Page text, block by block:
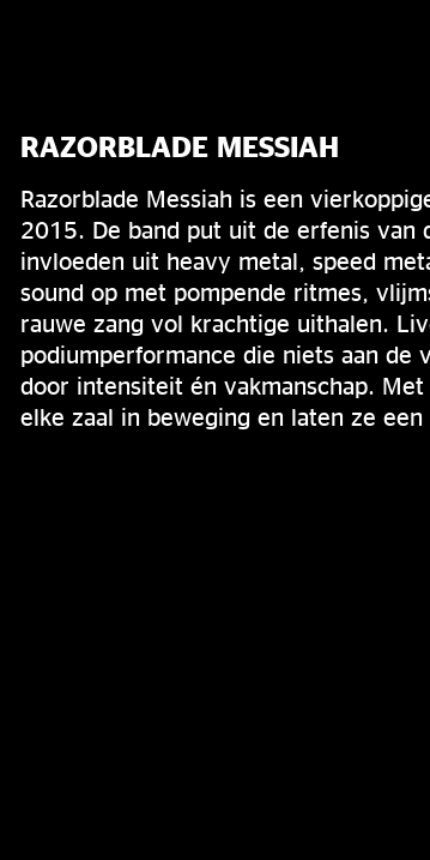
RAZORBLADE MESSIAH
Razorblade Messiah is een
2015. De band put uit de erfenis
invloeden uit heavy metal, speed
sound op met pompende ritmes,
rauwe zang vol krachtige uithalen.
podiumperformance die niets aan de
door intensiteit én vakmanschap.
elke zaal in beweging en laten ze